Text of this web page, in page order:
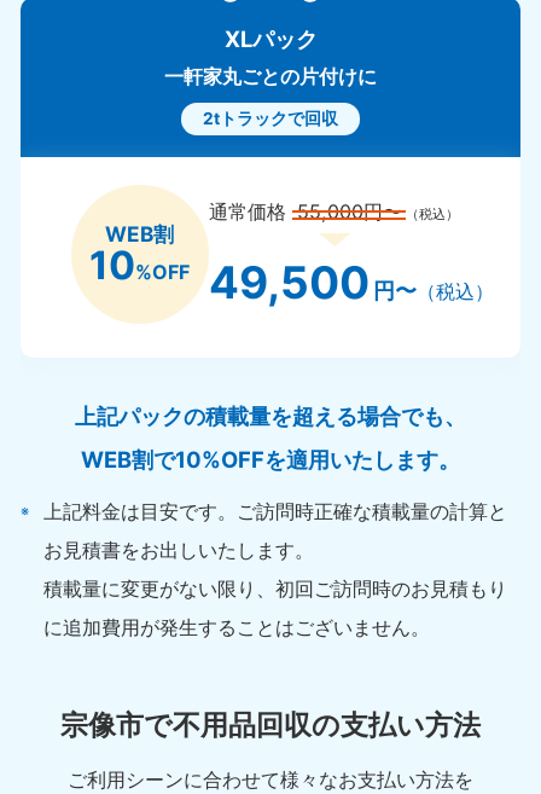
XLパック
一軒家丸ごとの片付けに
2tトラックで回収
WEB割
10%OFF
通常価格55,000円〜 （税込）
49,500 円〜（税込）
上記パックの積載量を超える場合でも、
WEB割で10%OFFを適用いたします。
上記料金は目安です。ご訪問時正確な積載量の計算と
お見積書をお出しいたします。
積載量に変更がない限り、初回ご訪問時のお見積もり
に追加費用が発生することはございません。
宗像市で不用品回収の支払い方法
ご利用シーンに合わせて様々なお支払い方法を